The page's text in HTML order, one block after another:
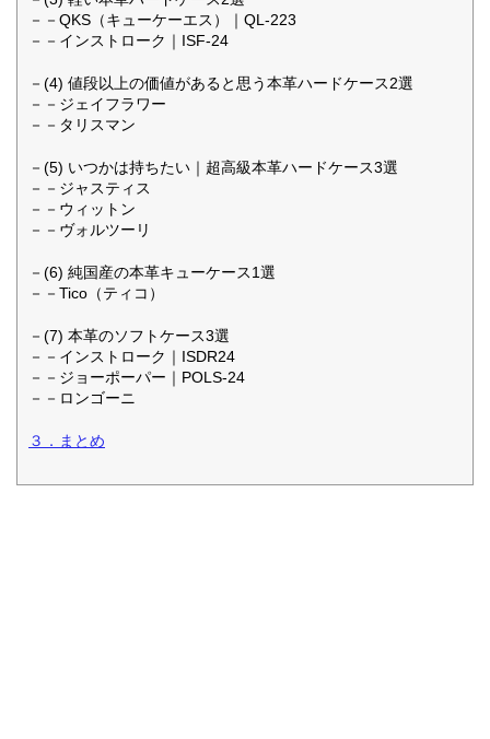
－－QKS（キューケーエス）｜QL-223
－－インストローク｜ISF-24
－(4) 値段以上の価値があると思う本革ハードケース2選
－－ジェイフラワー
－－タリスマン
－(5) いつかは持ちたい｜超高級本革ハードケース3選
－－ジャスティス
－－ウィットン
－－ヴォルツーリ
－(6) 純国産の本革キューケース1選
－－Tico（ティコ）
－(7) 本革のソフトケース3選
－－インストローク｜ISDR24
－－ジョーポーパー｜POLS-24
－－ロンゴーニ
３．まとめ